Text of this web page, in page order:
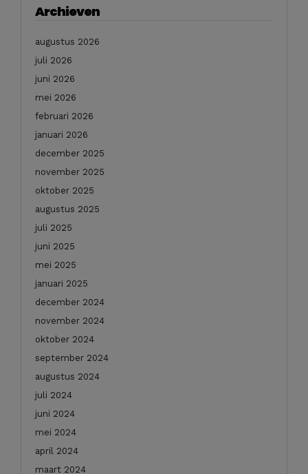
Archieven
augustus 2026
juli 2026
juni 2026
mei 2026
februari 2026
januari 2026
december 2025
november 2025
oktober 2025
augustus 2025
juli 2025
juni 2025
mei 2025
januari 2025
december 2024
november 2024
oktober 2024
september 2024
augustus 2024
juli 2024
juni 2024
mei 2024
april 2024
maart 2024